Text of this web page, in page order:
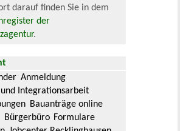
darauf finden Sie in dem
der
.
Anmeldung
Integrationsarbeit
Bauanträge online
Bürgerbüro Formulare